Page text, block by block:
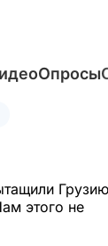
Опросы
этого не